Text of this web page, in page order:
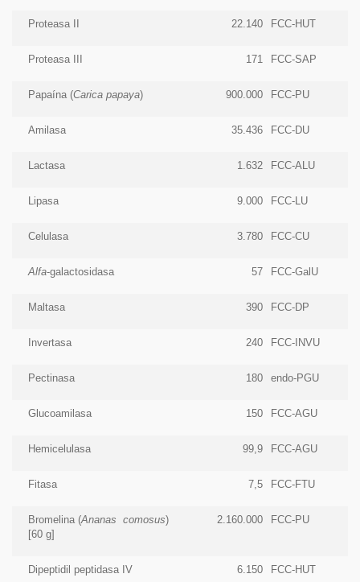
Proteasa II 22.140 FCC-HUT
Proteasa III 171 FCC-SAP
Papaína (Carica papaya) 900.000 FCC-PU
Amilasa 35.436 FCC-DU
Lactasa 1.632 FCC-ALU
Lipasa 9.000 FCC-LU
Celulasa 3.780 FCC-CU
Alfa-galactosidasa 57 FCC-GalU
Maltasa 390 FCC-DP
Invertasa 240 FCC-INVU
Pectinasa 180 endo-PGU
Glucoamilasa 150 FCC-AGU
Hemicelulasa 99,9 FCC-AGU
Fitasa 7,5 FCC-FTU
Bromelina (Ananas comosus)
[60 g]
2.160.000 FCC-PU
Dipeptidil peptidasa IV 6.150 FCC-HUT